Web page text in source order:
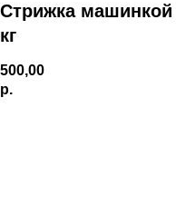
Стрижка машинкой
кг
500,00
р.